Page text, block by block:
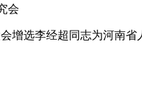
会
选李经超同志为河南省